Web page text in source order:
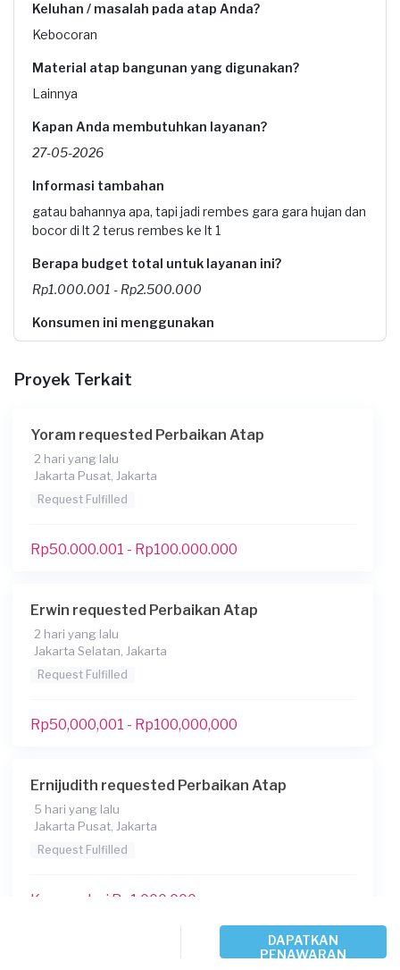
Keluhan / masalah pada atap Anda?
Kebocoran
Material atap bangunan yang digunakan?
Lainnya
Kapan Anda membutuhkan layanan?
27-05-2026
Informasi tambahan
gatau bahannya apa, tapi jadi rembes gara gara hujan dan
bocor di lt 2 terus rembes ke lt 1
Berapa budget total untuk layanan ini?
Rp1.000.001 - Rp2.500.000
Konsumen ini menggunakan
Proyek Terkait
Yoram requested Perbaikan Atap
2 hari yang lalu
Jakarta Pusat, Jakarta
Request Fulfilled
Rp50.000.001 - Rp100.000.000
Erwin requested Perbaikan Atap
2 hari yang lalu
Jakarta Selatan, Jakarta
Request Fulfilled
Rp50,000,001 - Rp100,000,000
Ernijudith requested Perbaikan Atap
5 hari yang lalu
Jakarta Pusat, Jakarta
Request Fulfilled
Kurang dari Rp1.000.000
Riko requested Perbaikan Atap
DAPATKAN
PENAWARAN